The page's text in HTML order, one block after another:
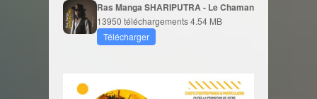
Ras Manga SHARIPUTRA - Le Chaman
13950 téléchargements4.54 MB
Télécharger